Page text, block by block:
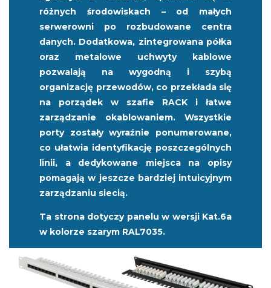
różnych środowiskach – od małych
serwerowni po rozbudowane centra
danych. Dodatkowa, zintegrowana półka
oraz metalowe uchwyty kablowe
pozwalają na wygodną i szybą
organizację przewodów, co przekłada się
na porządek w szafie RACK i łatwe
zarządzanie okablowaniem. Wszystkie
porty zostały wyraźnie ponumerowane,
co ułatwia identyfikację poszczególnych
linii, a dedykowane miejsca na opisy
pomagają w jeszcze bardziej intuicyjnym
zarządzaniu siecią.
Ta strona dotyczy panelu w wersji Kat.6a
w kolorze szarym RAL7035.